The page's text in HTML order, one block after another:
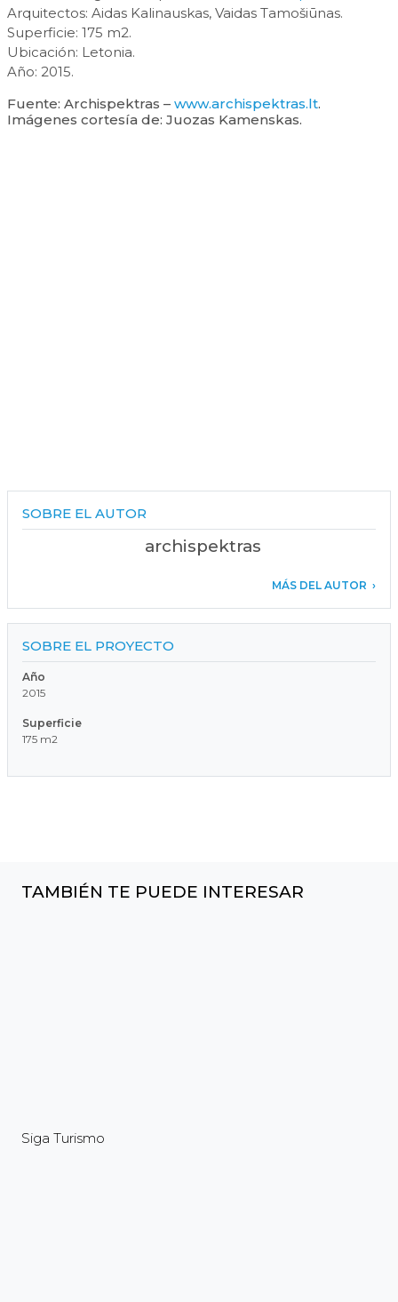
Arquitectos: Aidas Kalinauskas, Vaidas Tamošiūnas.
Superficie: 175 m2.
Ubicación: Letonia.
Año: 2015.
Fuente: Archispektras – www.archispektras.lt.
Imágenes cortesía de: Juozas Kamenskas.
SOBRE EL AUTOR
archispektras
MÁS DEL AUTOR
SOBRE EL PROYECTO
Año
2015
Superficie
175 m2
TAMBIÉN TE PUEDE INTERESAR
Siga Turismo